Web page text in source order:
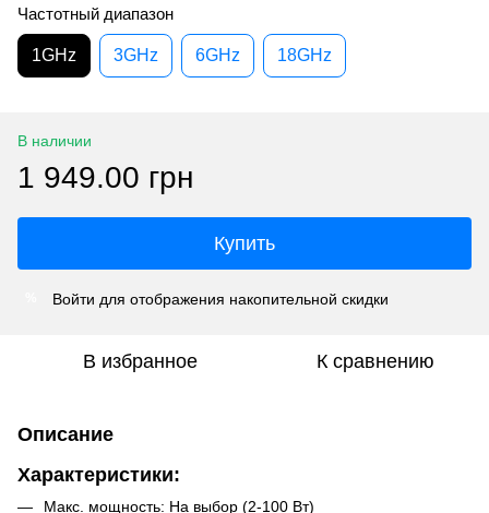
Частотный диапазон
1GHz 3GHz 6GHz 18GHz
В наличии
1 949.00 грн
Купить
Войти для отображения накопительной скидки
В избранное К сравнению
Описание
Характеристики:
Макс. мощность: На выбор (2-100 Вт)